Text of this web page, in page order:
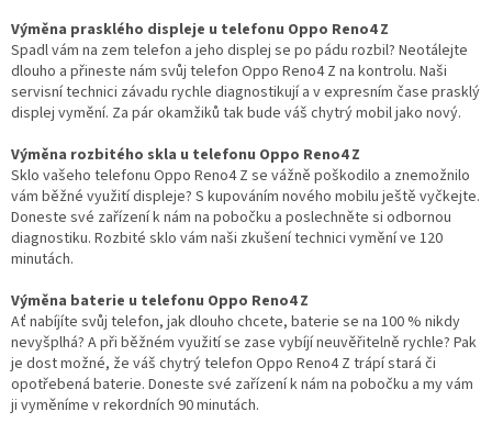
Výměna prasklého displeje u telefonu Oppo Reno4 Z
Spadl vám na zem telefon a jeho displej se po pádu rozbil? Neotálejte
dlouho a přineste nám svůj telefon Oppo Reno4 Z na kontrolu. Naši
servisní technici závadu rychle diagnostikují a v expresním čase prasklý
displej vymění. Za pár okamžiků tak bude váš chytrý mobil jako nový.
Výměna rozbitého skla u telefonu Oppo Reno4 Z
Sklo vašeho telefonu Oppo Reno4 Z se vážně poškodilo a znemožnilo
vám běžné využití displeje? S kupováním nového mobilu ještě vyčkejte.
Doneste své zařízení k nám na pobočku a poslechněte si odbornou
diagnostiku. Rozbité sklo vám naši zkušení technici vymění ve 120
minutách.
Výměna baterie u telefonu Oppo Reno4 Z
Ať nabíjíte svůj telefon, jak dlouho chcete, baterie se na 100 % nikdy
nevyšplhá? A při běžném využití se zase vybíjí neuvěřitelně rychle? Pak
je dost možné, že váš chytrý telefon Oppo Reno4 Z trápí stará či
opotřebená baterie. Doneste své zařízení k nám na pobočku a my vám
ji vyměníme v rekordních 90 minutách.